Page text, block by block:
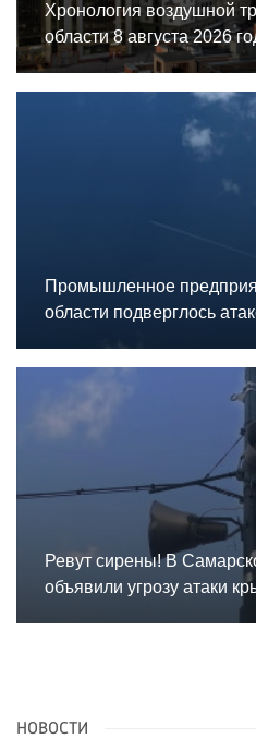
Хронология воздушной
области 8 августа 2026
Промышленное
области подверглось
Ревут сирены! В
объявили угрозу атаки
НОВОСТИ